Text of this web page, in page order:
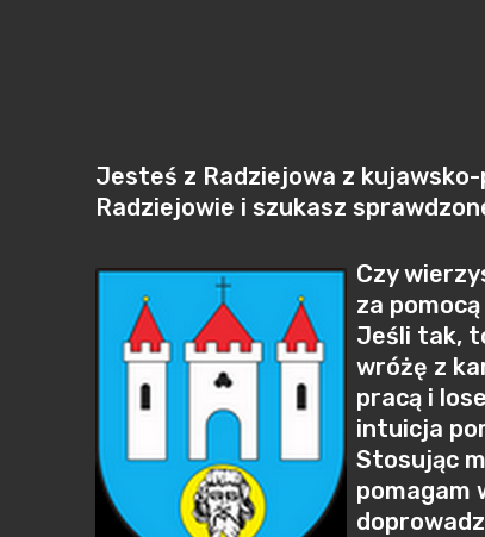
Jesteś z Radziejowa z
Radziejowie i szukasz
Czy
za
Jeśli tak,
wróżę z
pracą i
intuicja
Stosując
pomagam